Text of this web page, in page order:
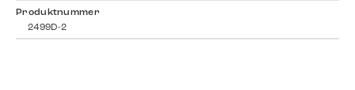
Produktnummer
2499D-2